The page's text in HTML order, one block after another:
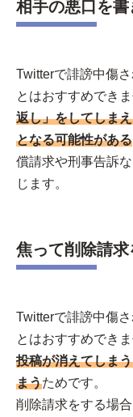
相手の悪口を書
Twitterで誹謗中傷
とはおすすめできま
返し」をしてしま
となる可能性がある
償請求や刑事告訴
じます。
焦って削除請求
Twitterで誹謗中傷
とはおすすめできま
投稿が消えてしま
まうためです。
削除請求をする場